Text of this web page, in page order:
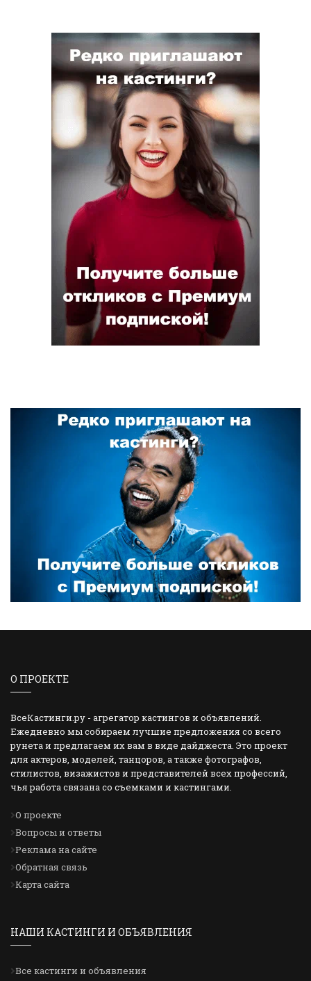
О ПРОЕКТЕ
ВсеКастинги.ру - агрегатор кастингов и объявлений.
Ежедневно мы собираем лучшие предложения со всего
рунета и предлагаем их вам в виде дайджеста. Это проект
для актеров, моделей, танцоров, а также фотографов,
стилистов, визажистов и представителей всех профессий,
чья работа связана со съемками и кастингами.
О проекте
Вопросы и ответы
Реклама на сайте
Обратная связь
Карта сайта
НАШИ КАСТИНГИ И ОБЪЯВЛЕНИЯ
Все кастинги и объявления